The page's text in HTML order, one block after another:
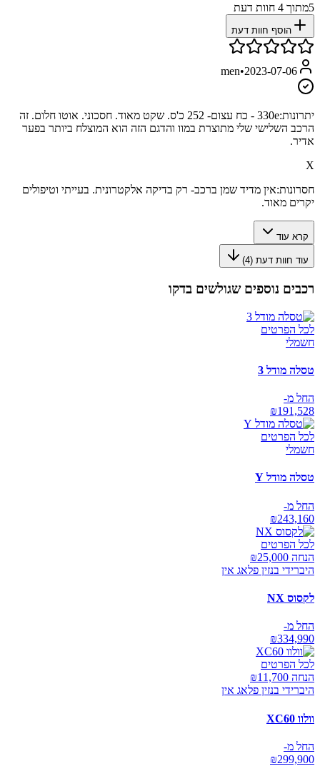
5מתוך 4 חוות דעת
הוסף חוות דעת
men•2023-07-06
יתרונות:
330e - כח עצום- 252 כ'ס. שקט מאוד. חסכוני. אוטו חלום. זה
הרכב השלישי שלי מתוצרת במוו והדגם הזה הוא המוצלח ביותר בפער
אדיר.
X
חסרונות:אין מדיד שמן ברכב- רק בדיקה אלקטרונית. בעייתי וטיפולים
יקרים מאוד.
קרא עוד
עוד חוות דעת (4
)
רכבים נוספים שגולשים בדקו
לכל הפרטים
חשמלי
טסלה מודל 3
החל מ-
₪191,528
לכל הפרטים
חשמלי
טסלה מודל Y
החל מ-
₪243,160
לכל הפרטים
הנחה ₪ 25,000
היברידי בנזין פלאג אין
לקסוס NX
החל מ-
₪334,990
לכל הפרטים
הנחה ₪ 11,700
היברידי בנזין פלאג אין
וולוו XC60
החל מ-
₪299,900